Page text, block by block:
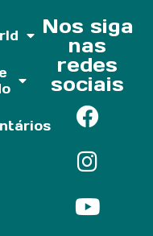
Nos siga
nas
redes
sociais